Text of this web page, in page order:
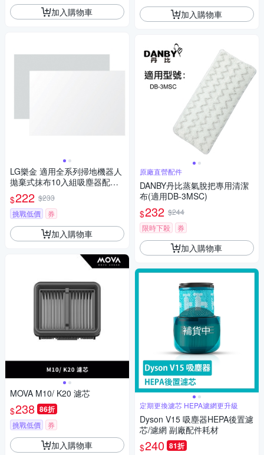
加入購物車
LG樂金 適用全系列掃地機器人
拋棄式抹布10入組吸塵器配件V
-HITMOPPAD
$222 $233
挑戰低價
券
加入購物車
MOVA M10/ K20 濾芯
$238 86折
挑戰低價 券
加入購物車
加入購物車
原廠直營配件
DANBY丹比蒸氣脫把專用清潔
布(適用DB-3MSC)
$232 $244
限時下殺
券
加入購物車
補貨中
定期更換濾芯 HEPA濾網更升級
Dyson V15 吸塵器HEPA後置濾
芯/濾網 副廠配件耗材
$240 81折